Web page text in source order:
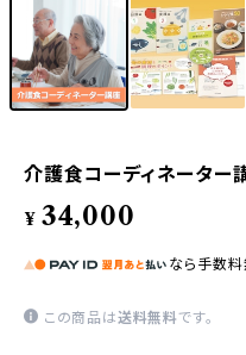
介護食コーディネーター
¥ 34,000
なら 手数料
この商品は送料無料です。